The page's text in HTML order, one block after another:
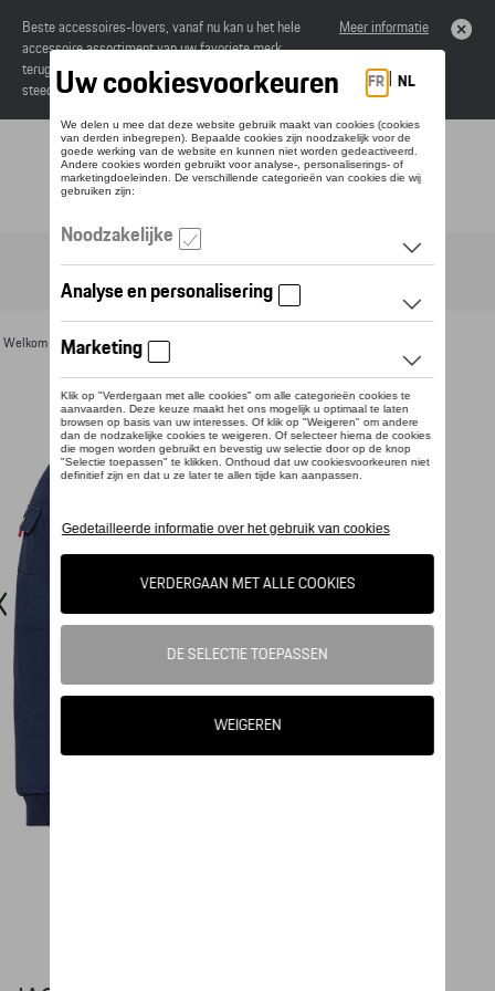
Beste accessoires-lovers, vanaf nu kan u het hele
accessoire assortiment van uw favoriete merk
terugvinden in de online catalogus. Deze kunnen
steeds besteld worden via uw dealer.
Meer informatie
Toggle navigation
Welkom >Voor u >Textiel >